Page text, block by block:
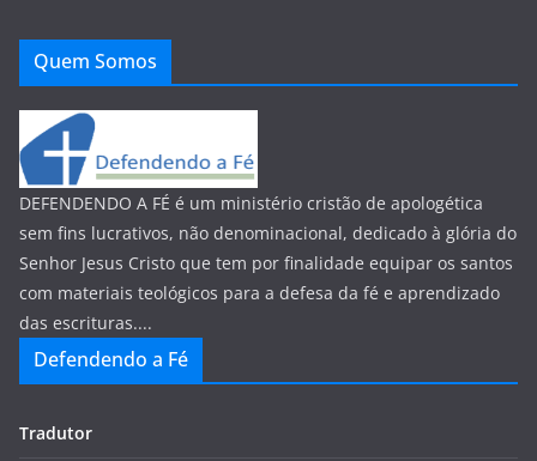
Quem Somos
DEFENDENDO A FÉ é um ministério cristão de apologética
sem fins lucrativos, não denominacional, dedicado à glória do
Senhor Jesus Cristo que tem por finalidade equipar os santos
com materiais teológicos para a defesa da fé e aprendizado
das escrituras....
Defendendo a Fé
Tradutor